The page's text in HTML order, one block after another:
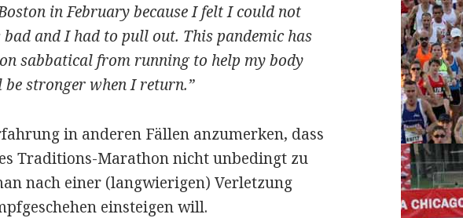
in February because I felt I could not
and I had to pull out. This pandemic has
on sabbatical from running to help my body
stronger when I return.”
in anderen Fällen anzumerken, dass
Traditions-Marathon nicht unbedingt zu
nach einer (langwierigen) Verletzung
einsteigen will.